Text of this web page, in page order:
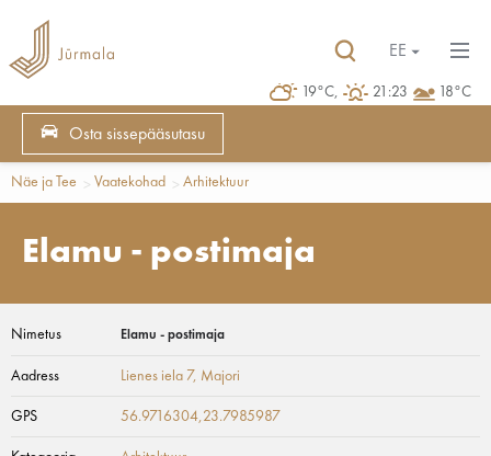
19°C, 21:23 18°C
EE
Osta sissepääsutasu
Näe ja Tee Vaatekohad Arhitektuur
Elamu - postimaja
Nimetus Elamu - postimaja
Aadress Lienes iela 7, Majori
GPS 56.9716304,23.7985987